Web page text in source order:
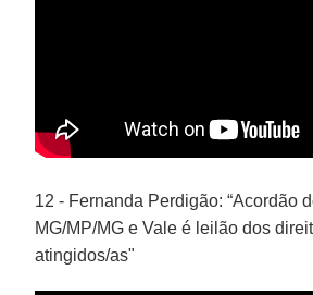
12 - Fernanda Perdigão: “Acordão
MG/MP/MG e Vale é leilão dos
atingidos/as"